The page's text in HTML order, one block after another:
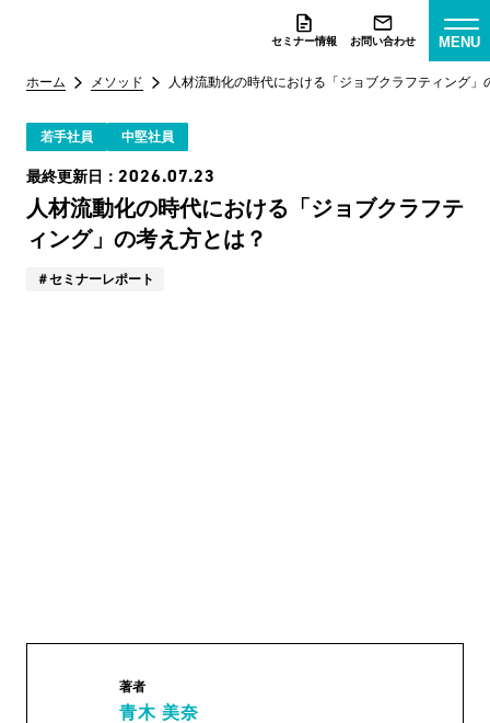
セミナー情報 お問い合わせ MENU
ホーム メソッド 人材流動化の時代における「ジョブクラフティング」
若手社員 中堅社員
最終更新日： 2026.07.23
人材流動化の時代における「ジョブクラフテ
ィング」の考え方とは？
セミナーレポート
著者
青木 美奈